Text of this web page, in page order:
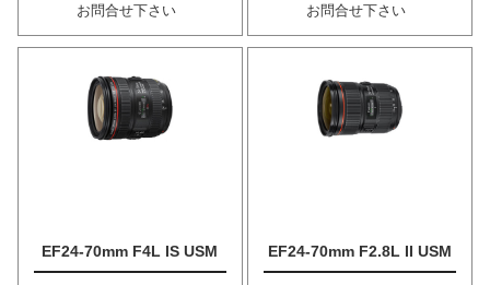
お問合せ下さい
お問合せ下さい
EF24-70mm F4L IS USM EF24-70mm F2.8L II USM